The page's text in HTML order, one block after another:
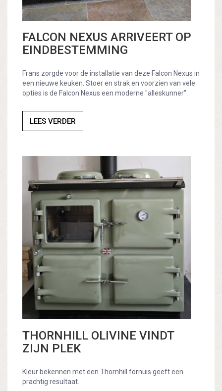
FALCON NEXUS ARRIVEERT OP
EINDBESTEMMING
Frans zorgde voor de installatie van deze Falcon Nexus in
een nieuwe keuken. Stoer en strak en voorzien van vele
opties is de Falcon Nexus een moderne "alleskunner".
LEES VERDER
THORNHILL OLIVINE VINDT
ZIJN PLEK
Kleur bekennen met een Thornhill fornuis geeft een
prachtig resultaat.